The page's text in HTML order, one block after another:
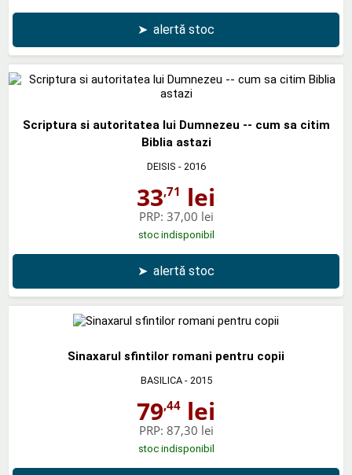
➤ alertă stoc
Scriptura si autoritatea lui Dumnezeu -- cum sa citim
Biblia astazi
DEISIS - 2016
33,71 lei
PRP: 37,00 lei
stoc indisponibil
➤ alertă stoc
Sinaxarul sfintilor romani pentru copii
BASILICA- 2015
79,44 lei
PRP: 87,30 lei
stoc indisponibil